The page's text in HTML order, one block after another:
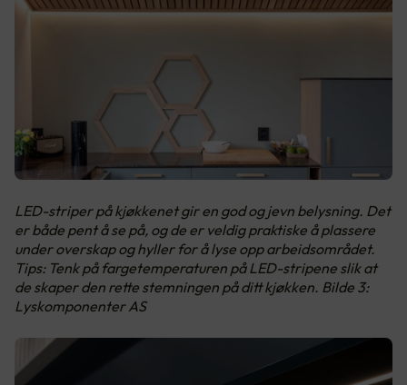
LED-striper på kjøkkenet gir en god og jevn belysning. Det
er både pent å se på, og de er veldig praktiske å plassere
under overskap og hyller for å lyse opp arbeidsområdet.
Tips: Tenk på fargetemperaturen på LED-stripene slik at
de skaper den rette stemningen på ditt kjøkken. Bilde 3:
Lyskomponenter AS